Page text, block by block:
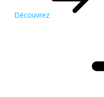
Découvrez